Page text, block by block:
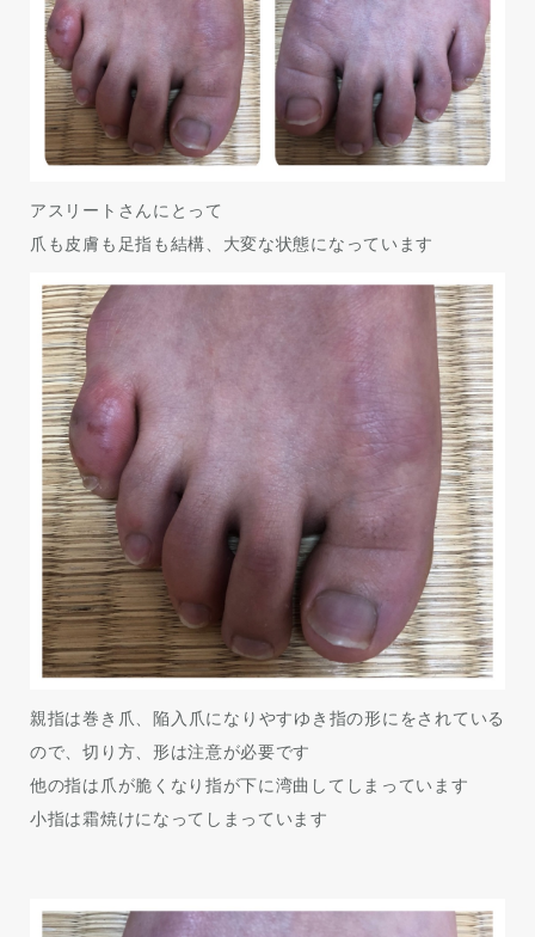
アスリートさんにとって
爪も皮膚も足指も結構、大変な状態になっています
親指は巻き爪、陥入爪になりやすゆき指の形にをされている
ので、切り方、形は注意が必要です
他の指は爪が脆くなり指が下に湾曲してしまっています
小指は霜焼けになってしまっています